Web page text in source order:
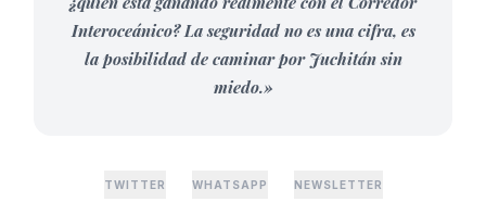
Interoceánico? La seguridad no es una cifra, es
la posibilidad de caminar por Juchitán sin
miedo.»
TWITTER WHATSAPP NEWSLETTER